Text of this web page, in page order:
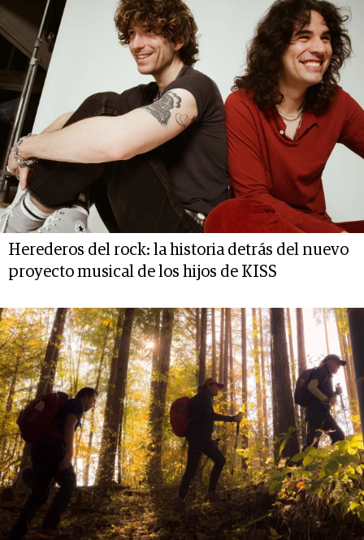
Herederos del rock: la historia detrás del nuevo
proyecto musical de los hijos de KISS